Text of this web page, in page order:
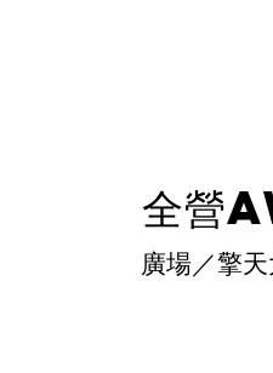
全營
廣場／擎